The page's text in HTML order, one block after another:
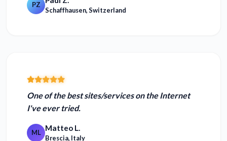
PZ
Schaffhausen, Switzerland
One of thebest sites/services on the Internet
I've ever tried.
ML Matteo L.
Brescia, Italy